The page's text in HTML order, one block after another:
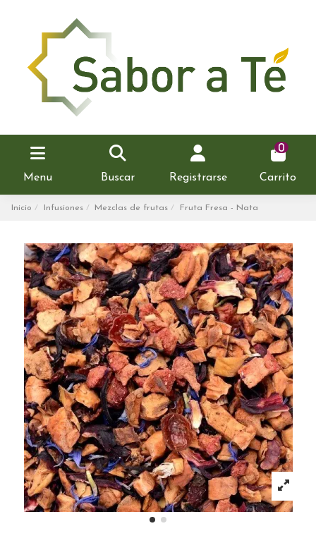
Menu Buscar Registrarse
0
Carrito
Inicio Infusiones Mezclas de frutas Fruta Fresa - Nata